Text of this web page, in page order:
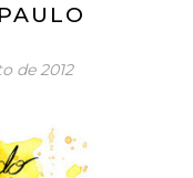
de 2012